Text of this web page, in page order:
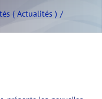
( Actualités )